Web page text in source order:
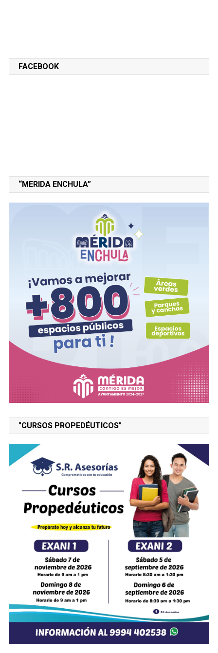
FACEBOOK
“MERIDA ENCHULA”
"CURSOS PROPEDÉUTICOS"